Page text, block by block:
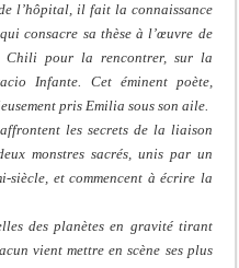
l’hôpital, il fait la connaissance
consacre sa thèse à l’œuvre de
Chili pour la rencontrer, sur la
Infante. Cet éminent poète,
pris Emilia sous son aile.
les secrets de la liaison
monstres sacrés, unis par un
siècle, et commencent à écrire la
des planètes en gravité tirant
vient mettre en scène ses plus